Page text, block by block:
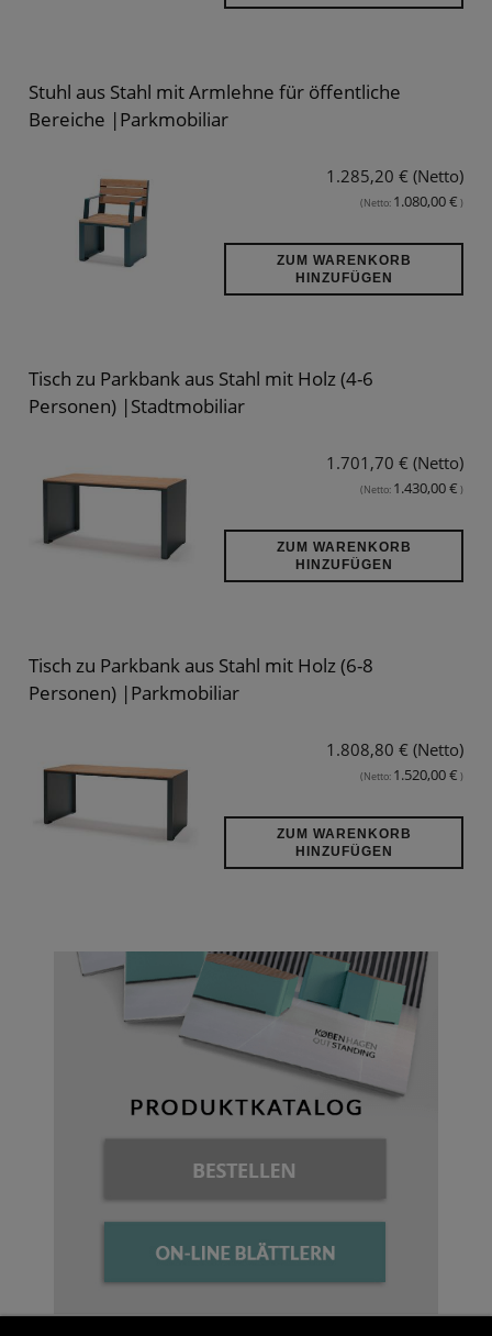
Stuhl aus Stahl mit Armlehne für öffentliche
Bereiche |Parkmobiliar
1.285,20 € (Netto)
(Netto: 1.080,00 € )
ZUM WARENKORB
HINZUFÜGEN
Tisch zu Parkbank aus Stahl mit Holz (4-6
Personen) |Stadtmobiliar
1.701,70 € (Netto)
(Netto: 1.430,00 € )
ZUM WARENKORB
HINZUFÜGEN
Tisch zu Parkbank aus Stahl mit Holz (6-8
Personen) |Parkmobiliar
1.808,80 € (Netto)
(Netto: 1.520,00 € )
ZUM WARENKORB
HINZUFÜGEN